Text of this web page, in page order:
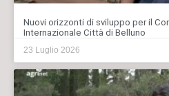
Nuovi orizzonti di sviluppo per il
Internazionale Città di Belluno
23 Luglio 2026